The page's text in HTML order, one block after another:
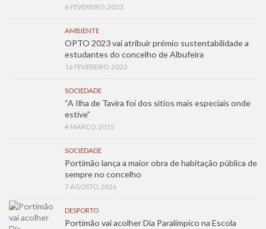
6 FEVEREIRO, 2023
AMBIENTE
OPTO 2023 vai atribuir prémio sustentabilidade a
estudantes do concelho de Albufeira
16 FEVEREIRO, 2023
SOCIEDADE
“A Ilha de Tavira foi dos sítios mais especiais onde
estive”
4 MARÇO, 2015
SOCIEDADE
Portimão lança a maior obra de habitação pública de
sempre no concelho
7 AGOSTO, 2026
DESPORTO
Portimão vai acolher Dia Paralímpico na Escola